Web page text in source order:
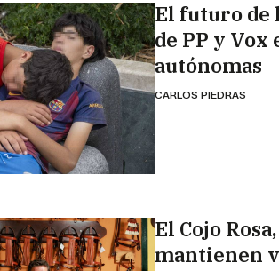
El futuro de
de PP y
autónomas
CARLOS PIEDRAS
El Cojo
mantienen